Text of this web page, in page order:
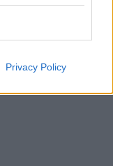
Privacy Policy